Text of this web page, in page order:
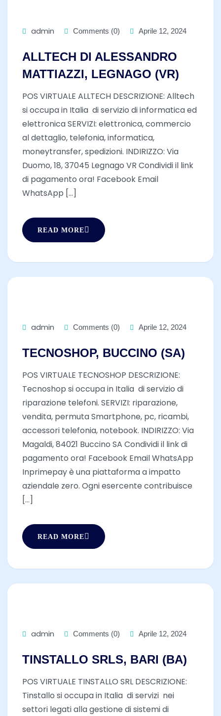
admin Comments (0) Aprile 12, 2024
ALLTECH DI ALESSANDRO
MATTIAZZI, LEGNAGO (VR)
POS VIRTUALE ALLTECH DESCRIZIONE: Alltech
si occupa in Italia di servizio di informatica ed
elettronica SERVIZI: elettronica, commercio
al dettaglio, telefonia, informatica,
moneytransfer, spedizioni. INDIRIZZO: Via
Duomo, 18, 37045 Legnago VR Condividi il link
di pagamento ora! Facebook Email
WhatsApp [...]
READ MORE
admin Comments (0) Aprile 12, 2024
TECNOSHOP, BUCCINO (SA)
POS VIRTUALE TECNOSHOP DESCRIZIONE:
Tecnoshop si occupa in Italia di servizio di
riparazione telefoni. SERVIZI: riparazione,
vendita, permuta Smartphone, pc, ricambi,
accessori telefonia, notebook. INDIRIZZO: Via
Magaldi, 84021 Buccino SA Condividi il link di
pagamento ora! Facebook Email WhatsApp
Inprimepay è una piattaforma a impatto
aziendale zero. Ogni esercente contribuisce
[...]
READ MORE
admin Comments (0) Aprile 12, 2024
TINSTALLO SRLS, BARI (BA)
POS VIRTUALE TINSTALLO SRL DESCRIZIONE:
Tinstallo si occupa in Italia di servizi nei
settori legati alla gestione di sistemi di